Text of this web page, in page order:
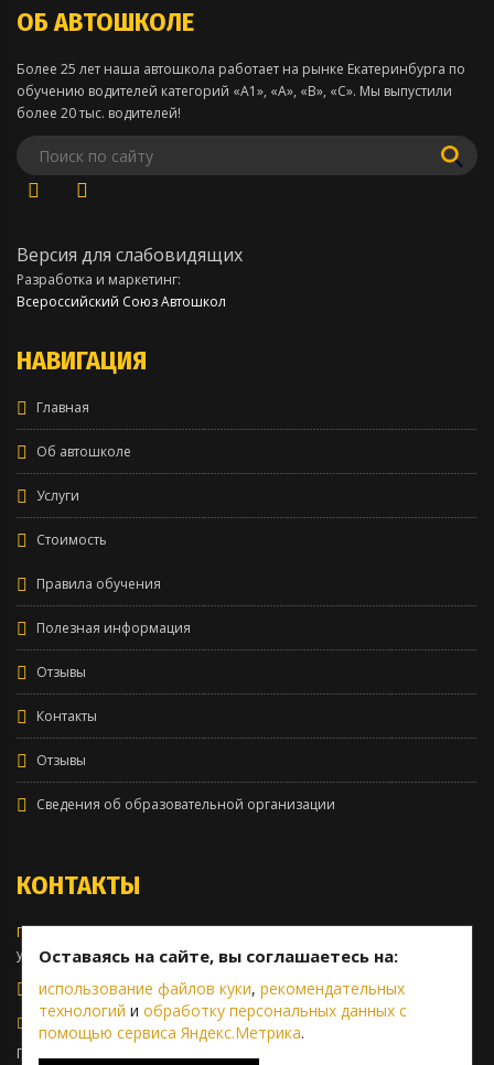
ОБ АВТОШКОЛЕ
Более 25 лет наша автошкола работает на рынке Екатеринбурга по
обучению водителей категорий «А1», «А», «В», «С». Мы выпустили
более 20 тыс. водителей!
Версия для слабовидящих
Разработка и маркетинг:
Всероссийский Союз Автошкол
НАВИГАЦИЯ
Главная
Об автошколе
Услуги
Стоимость
Правила обучения
Полезная информация
Отзывы
Контакты
Отзывы
Сведения об образовательной организации
КОНТАКТЫ
Головной офис:
ул. 40-летия Октября, 63
8 (343) 222-30-20
prime@primeavto.ru
При подаче заявки на экзамен в ГИБДД через электронную почту
Оставаясь на сайте, вы соглашаетесь на:
использование файлов куки, рекомендательных
технологий и обработку персональных данных с
помощью сервиса Яндекс.Метрика.